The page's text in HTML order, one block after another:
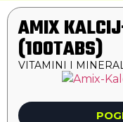
AMIX
(100TABS)
VITAMINI I